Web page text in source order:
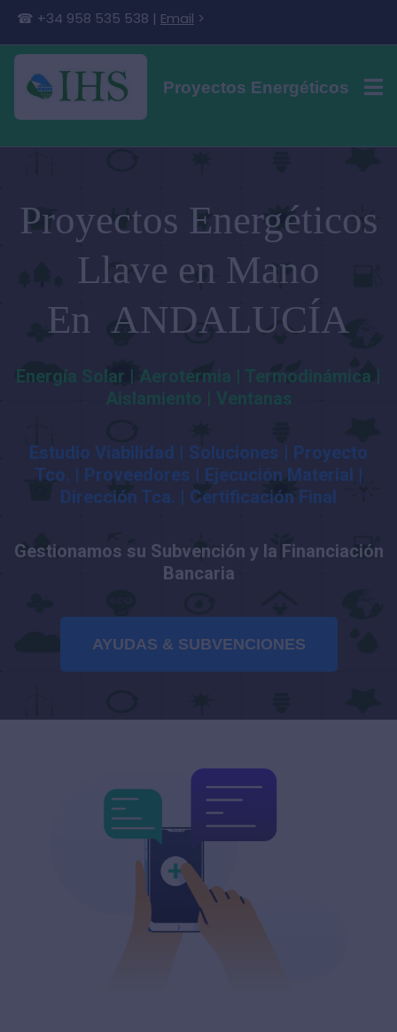
☎ +34 958 535 538 | Email >
Proyectos Energéticos
Proyectos Energéticos
Llave en Mano
En ANDALUCÍA
Energía Solar | Aerotermia | Termodinámica |
Aislamiento | Ventanas
Estudio Viabilidad | Soluciones | Proyecto
Tco. | Proveedores | Ejecución Material |
Dirección Tca. | Certificación Final
Gestionamos su Subvención y la Financiación
Bancaria
AYUDAS & SUBVENCIONES